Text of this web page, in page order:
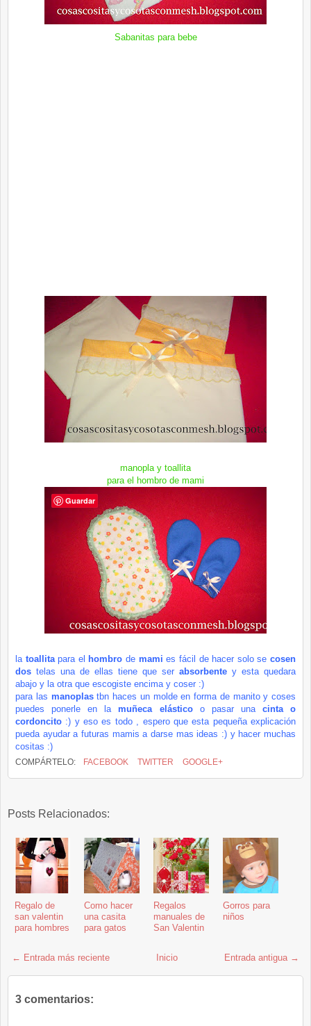
Sabanitas para bebe
manopla y toallita
para el hombro de mami
la toallitapara el hombro de mami es fácil de hacer solo se cosen
dos telas una de ellas tiene que ser absorbente y esta quedara
abajo y la otra que escogiste encima y coser :)
para las manoplastbn haces un molde en forma de manito y coses
puedes ponerle en la muñeca elásticoo pasar una cinta o
cordoncito :) y eso es todo ,
espero que esta pequeña explicación
pueda ayudar a futuras mamis a darse mas ideas :) y hacer muchas
cositas :)
COMPÁRTELO: FACEBOOK TWITTER GOOGLE+
Posts Relacionados:
Regalo de
san valentin
para hombres
Como hacer
una casita
para gatos
Regalos
manuales de
San Valentin
Gorros para
niños
← Entrada más reciente Entrada antigua →
Inicio
3 comentarios:
Guardar